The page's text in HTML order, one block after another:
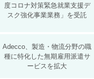
度コロナ対策緊急就業支援デ
スク強化事業業務」を受託
Adecco、製造・物流分野の職
種に特化した無期雇用派遣サ
ービスを拡大